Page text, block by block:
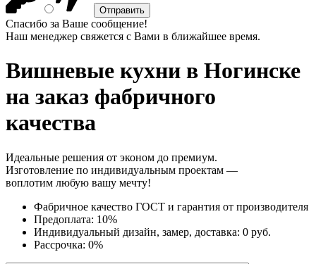
Спасибо за Ваше сообщение!
Наш менеджер свяжется с Вами в ближайшее время.
Вишневые кухни в Ногинске
на заказ фабричного
качества
Идеальные решения от эконом до премиум.
Изготовление по индивидуальным проектам —
воплотим любую вашу мечту!
Фабричное качество ГОСТ и гарантия от производителя
Предоплата: 10%
Индивидуальный дизайн, замер, доставка: 0 руб.
Рассрочка: 0%